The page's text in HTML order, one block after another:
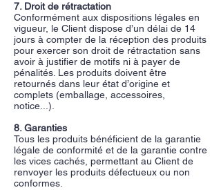
7. Droit de rétractation
Conformément aux dispositions légales en
vigueur, le Client dispose d’un délai de 14
jours à compter de la réception des produits
pour exercer son droit de rétractation sans
avoir à justifier de motifs ni à payer de
pénalités. Les produits doivent être
retournés dans leur état d’origine et
complets (emballage, accessoires,
notice...).​
8. Garanties
Tous les produits bénéficient de la garantie
légale de conformité et de la garantie contre
les vices cachés, permettant au Client de
renvoyer les produits défectueux ou non
conformes.​